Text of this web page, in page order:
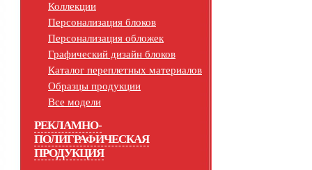
Коллекции
Персонализация блоков
Персонализация обложек
Графический дизайн блоков
Каталог переплетных материалов
Образцы продукции
Все модели
РЕКЛАМНО-
ПОЛИГРАФИЧЕСКАЯ
ПРОДУКЦИЯ